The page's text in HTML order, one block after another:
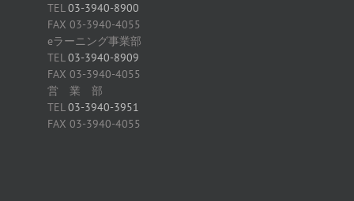
TEL03-3940-8900
FAX 03-3940-4055
eラーニング事業部
TEL03-3940-8909
FAX 03-3940-4055
営 業 部
TEL03-3940-3951
FAX 03-3940-4055